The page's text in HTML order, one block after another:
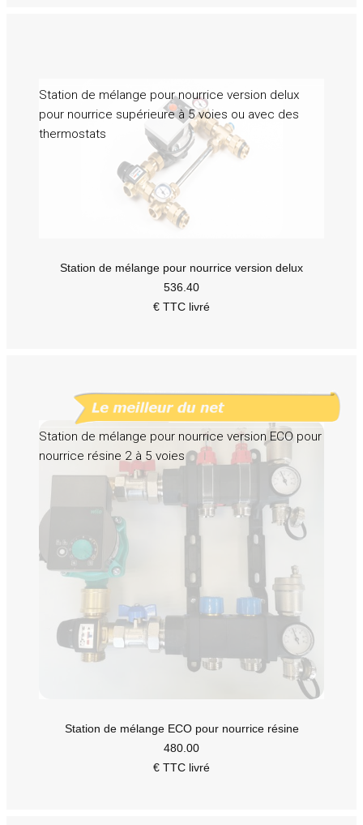
Station de mélange pour nourrice version delux
pour nourrice supérieure à 5 voies ou avec des
thermostats
Station de mélange pour nourrice version delux
536.40
€ TTC livré
Station de mélange pour nourrice version ECO pour
nourrice résine 2 à 5 voies
Station de mélange ECO pour nourrice résine
480.00
€ TTC livré